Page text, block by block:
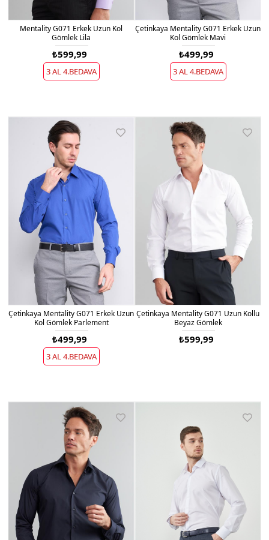
Mentality G071 Erkek Uzun Kol
Gömlek Lila
₺599,99
3 AL 4.BEDAVA
Çetinkaya Mentality G071 Erkek Uzun
Kol Gömlek Mavi
₺499,99
3 AL 4.BEDAVA
Çetinkaya Mentality G071 Erkek Uzun
Kol Gömlek Parlement
₺499,99
3 AL 4.BEDAVA
Çetinkaya Mentality G071 Uzun Kollu
Beyaz Gömlek
₺599,99